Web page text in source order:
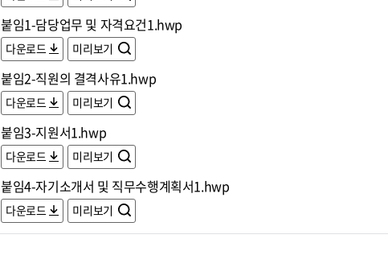
붙임1-담당업무 및 자격요건1.hwp
다운로드 미리보기
붙임2-직원의 결격사유1.hwp
다운로드 미리보기
붙임3-지원서1.hwp
다운로드 미리보기
붙임4-자기소개서 및 직무수행계획서1.hwp
다운로드 미리보기